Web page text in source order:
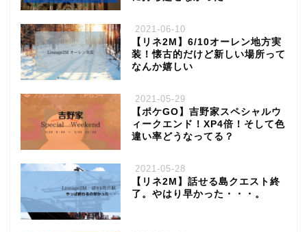
2021-06-10
【リネ2M】6/10オーレン地方実
装！懐古的だけど新しい場所って
なんか嬉しい
2021-05-29
【ポケGO】吉野家スペシャルウ
ィークエンド！XP4倍！そして色
違い率どうなってる？
2021-05-28
【リネ2M】話せる島クエスト終
了。やはり早かった・・・。